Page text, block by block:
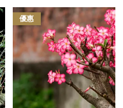
優惠